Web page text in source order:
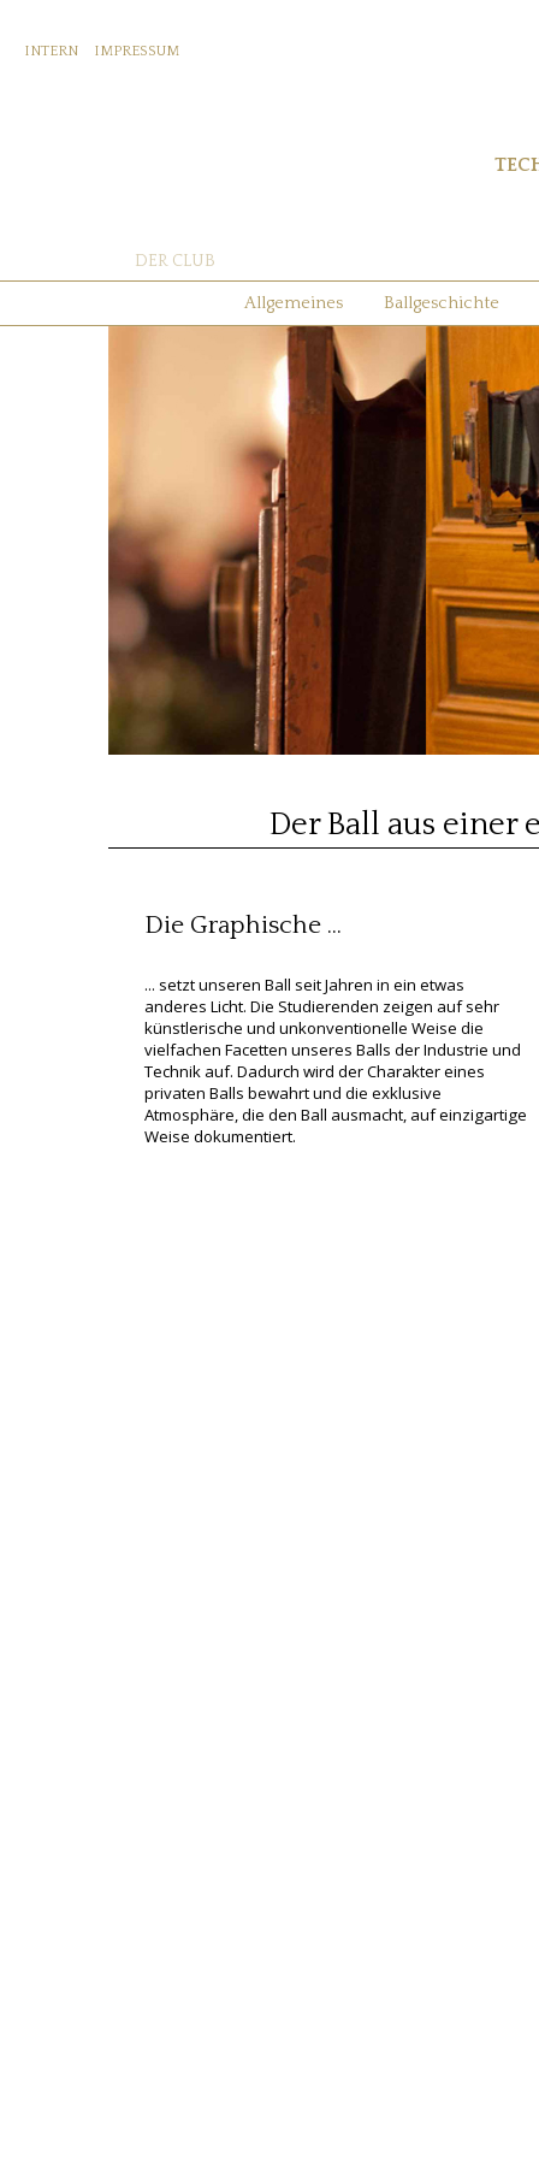
INTERN IMPRESSUM
DER CLUB
Allgemeines Ballgeschichte
Der Ball aus einer
Die Graphische ...
... setzt unseren Ball seit Jahren in ein etwas
anderes Licht. Die Studierenden zeigen auf sehr
künstlerische und unkonventionelle Weise die
vielfachen Facetten unseres Balls der Industrie und
Technik auf. Dadurch wird der Charakter eines
privaten Balls bewahrt und die exklusive
Atmosphäre, die den Ball ausmacht, auf einzigartige
Weise dokumentiert.